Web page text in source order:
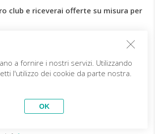
club e riceverai offerte su misura per
Diventa partner
a fornire i nostri servizi. Utilizzando
l'utilizzo dei cookie da parte nostra.
OK